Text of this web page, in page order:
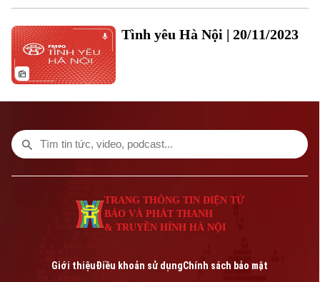
Bản quyền thuộc về Cơ quan Báo và Phát thanh Truyền hình Hà Nội Giấy
phép số: Số 63/GP-TTDT, cấp ngày 10/05/2023
Tình yêu Hà Nội | 20/11/2023
TRANG THÔNG TIN ĐIỆN TỬ
BÁO VÀ PHÁT THANH
& TRUYỀN HÌNH HÀ NỘI
Giới thiệuĐiều khoản sử dụngChính sách bảo mật